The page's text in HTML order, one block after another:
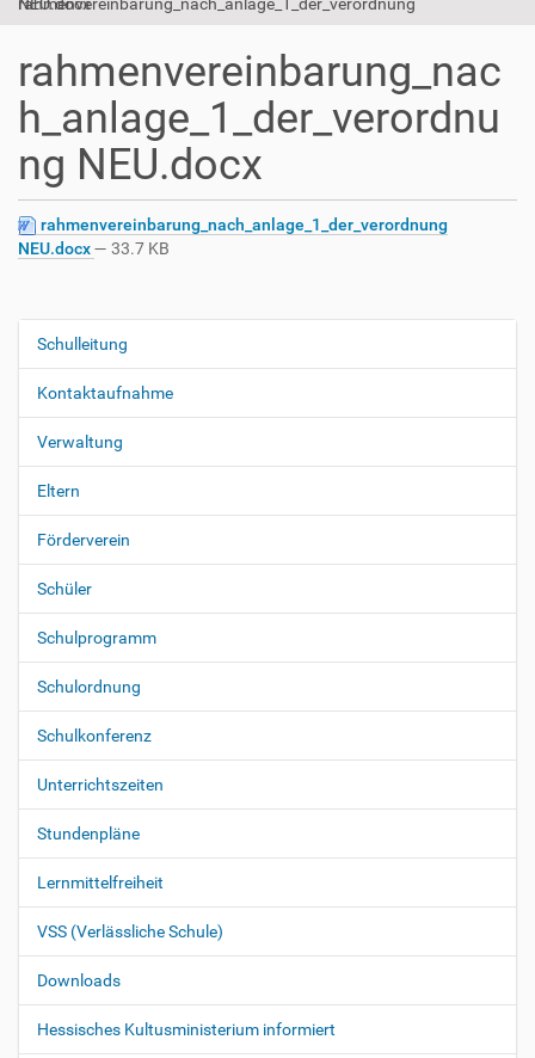
rahmenvereinbarung_nac
h_anlage_1_der_verordnu
ng NEU.docx
rahmenvereinbarung_nach_anlage_1_der_verordnung
NEU.docx— 33.7 KB
N
i
g
a
t
i
o
n
Schulleitung
Kontaktaufnahme
Verwaltung
Eltern
Förderverein
Schüler
Schulprogramm
Schulordnung
Schulkonferenz
Unterrichtszeiten
Stundenpläne
Lernmittelfreiheit
VSS (Verlässliche Schule)
Downloads
Hessisches Kultusministerium informiert